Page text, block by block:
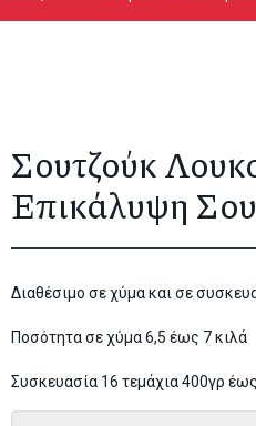
Σουτζούκ
Επικάλυψη
Διαθέσιμο σε χύμα και σε
Ποσότητα σε χύμα 6,5 έως 7 κιλά
Συσκευασία 16 τεμάχια 400γρ